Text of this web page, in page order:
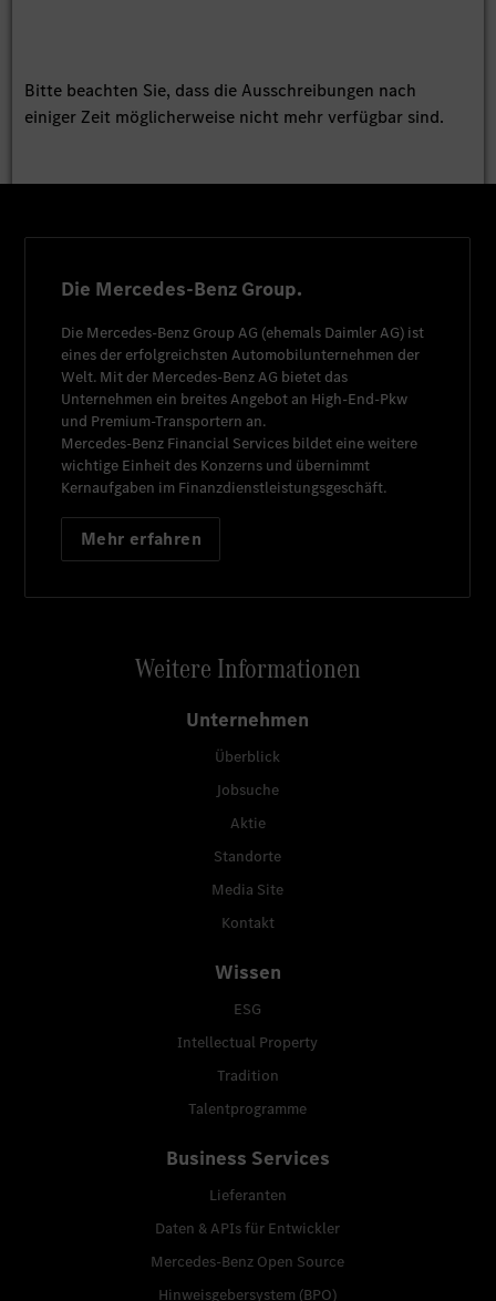
Bitte beachten Sie, dass die Ausschreibungen nach
einiger Zeit möglicherweise nicht mehr verfügbar sind.
Die Mercedes-Benz Group.
Die Mercedes-Benz Group AG (ehemals Daimler AG) ist
eines der erfolgreichsten Automobilunternehmen der
Welt. Mit der Mercedes-Benz AG bietet das
Unternehmen ein breites Angebot an High-End-Pkw
und Premium-Transportern an.
Mercedes-Benz Financial Services bildet eine weitere
wichtige Einheit des Konzerns und übernimmt
Kernaufgaben im Finanzdienstleistungsgeschäft.
Mehr erfahren
Weitere Informationen
Unternehmen
Überblick
Jobsuche
Aktie
Standorte
Media Site
Kontakt
Wissen
ESG
Intellectual Property
Tradition
Talentprogramme
Business Services
Lieferanten
Daten & APIs für Entwickler
Mercedes-Benz Open Source
Hinweisgebersystem (BPO)